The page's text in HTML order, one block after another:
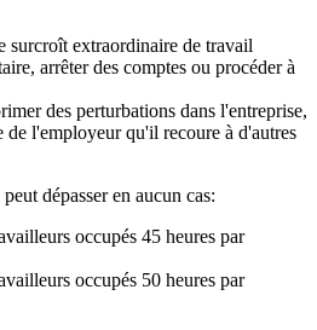
surcroît extraordinaire de travail
arrêter des comptes ou procéder à
des perturbations dans l'entreprise,
de l'employeur qu'il recoure à d'autres
dépasser en aucun cas:
occupés 45 heures par
occupés 50 heures par